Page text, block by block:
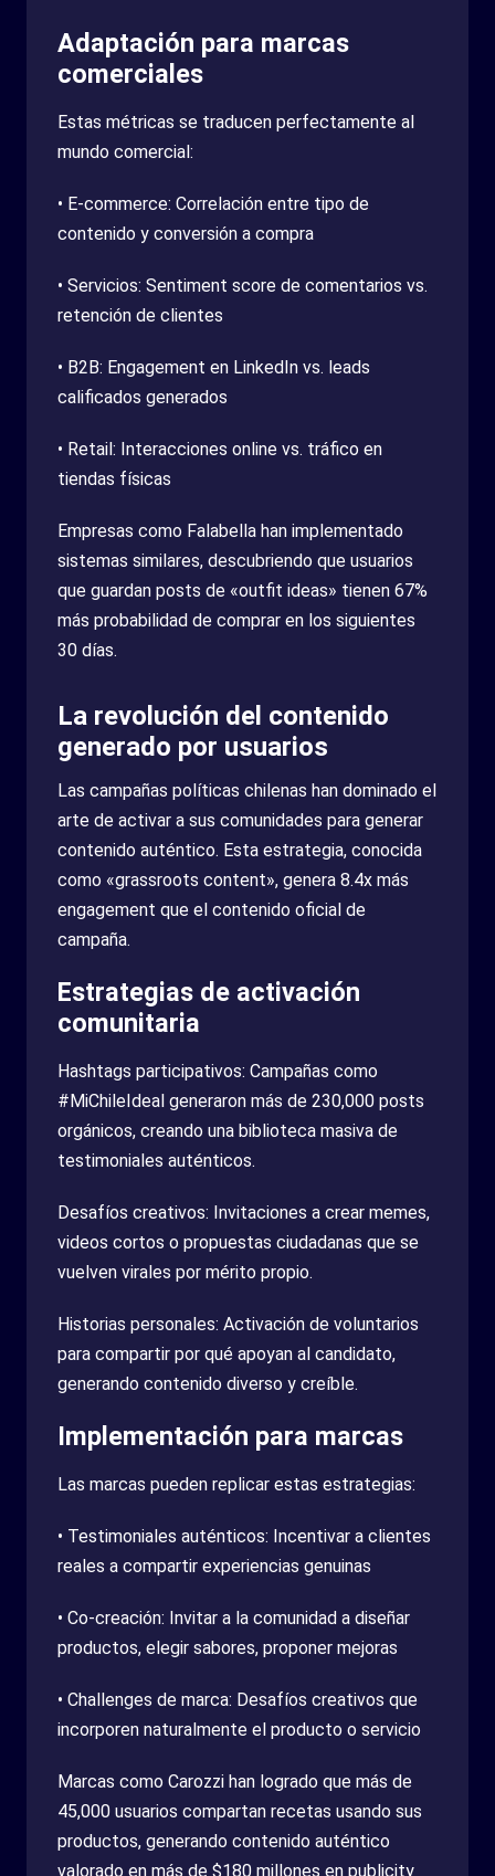
Adaptación para marcas
comerciales
Estas métricas se traducen perfectamente al
mundo comercial:
• E-commerce: Correlación entre tipo de
contenido y conversión a compra
• Servicios: Sentiment score de comentarios vs.
retención de clientes
• B2B: Engagement en LinkedIn vs. leads
calificados generados
• Retail: Interacciones online vs. tráfico en
tiendas físicas
Empresas como Falabella han implementado
sistemas similares, descubriendo que usuarios
que guardan posts de «outfit ideas» tienen 67%
más probabilidad de comprar en los siguientes
30 días.
La revolución del contenido
generado por usuarios
Las campañas políticas chilenas han dominado el
arte de activar a sus comunidades para generar
contenido auténtico. Esta estrategia, conocida
como «grassroots content», genera 8.4x más
engagement que el contenido oficial de
campaña.
Estrategias de activación
comunitaria
Hashtags participativos: Campañas como
#MiChileIdeal generaron más de 230,000 posts
orgánicos, creando una biblioteca masiva de
testimoniales auténticos.
Desafíos creativos: Invitaciones a crear memes,
videos cortos o propuestas ciudadanas que se
vuelven virales por mérito propio.
Historias personales: Activación de voluntarios
para compartir por qué apoyan al candidato,
generando contenido diverso y creíble.
Implementación para marcas
Las marcas pueden replicar estas estrategias:
• Testimoniales auténticos: Incentivar a clientes
reales a compartir experiencias genuinas
• Co-creación: Invitar a la comunidad a diseñar
productos, elegir sabores, proponer mejoras
• Challenges de marca: Desafíos creativos que
incorporen naturalmente el producto o servicio
Marcas como Carozzi han logrado que más de
45,000 usuarios compartan recetas usando sus
productos, generando contenido auténtico
valorado en más de $180 millones en publicity